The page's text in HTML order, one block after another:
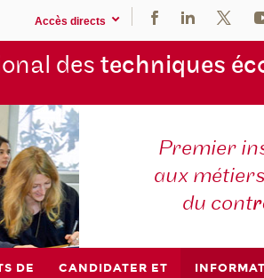
Accès directs
des techniques
Premier
aux
du cont
DE
CANDIDATER ET